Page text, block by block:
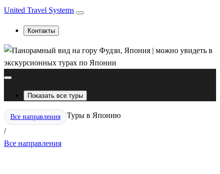
United Travel Systems
Контакты
Показать все туры
Все направления
/
Туры в Японию
Все направления